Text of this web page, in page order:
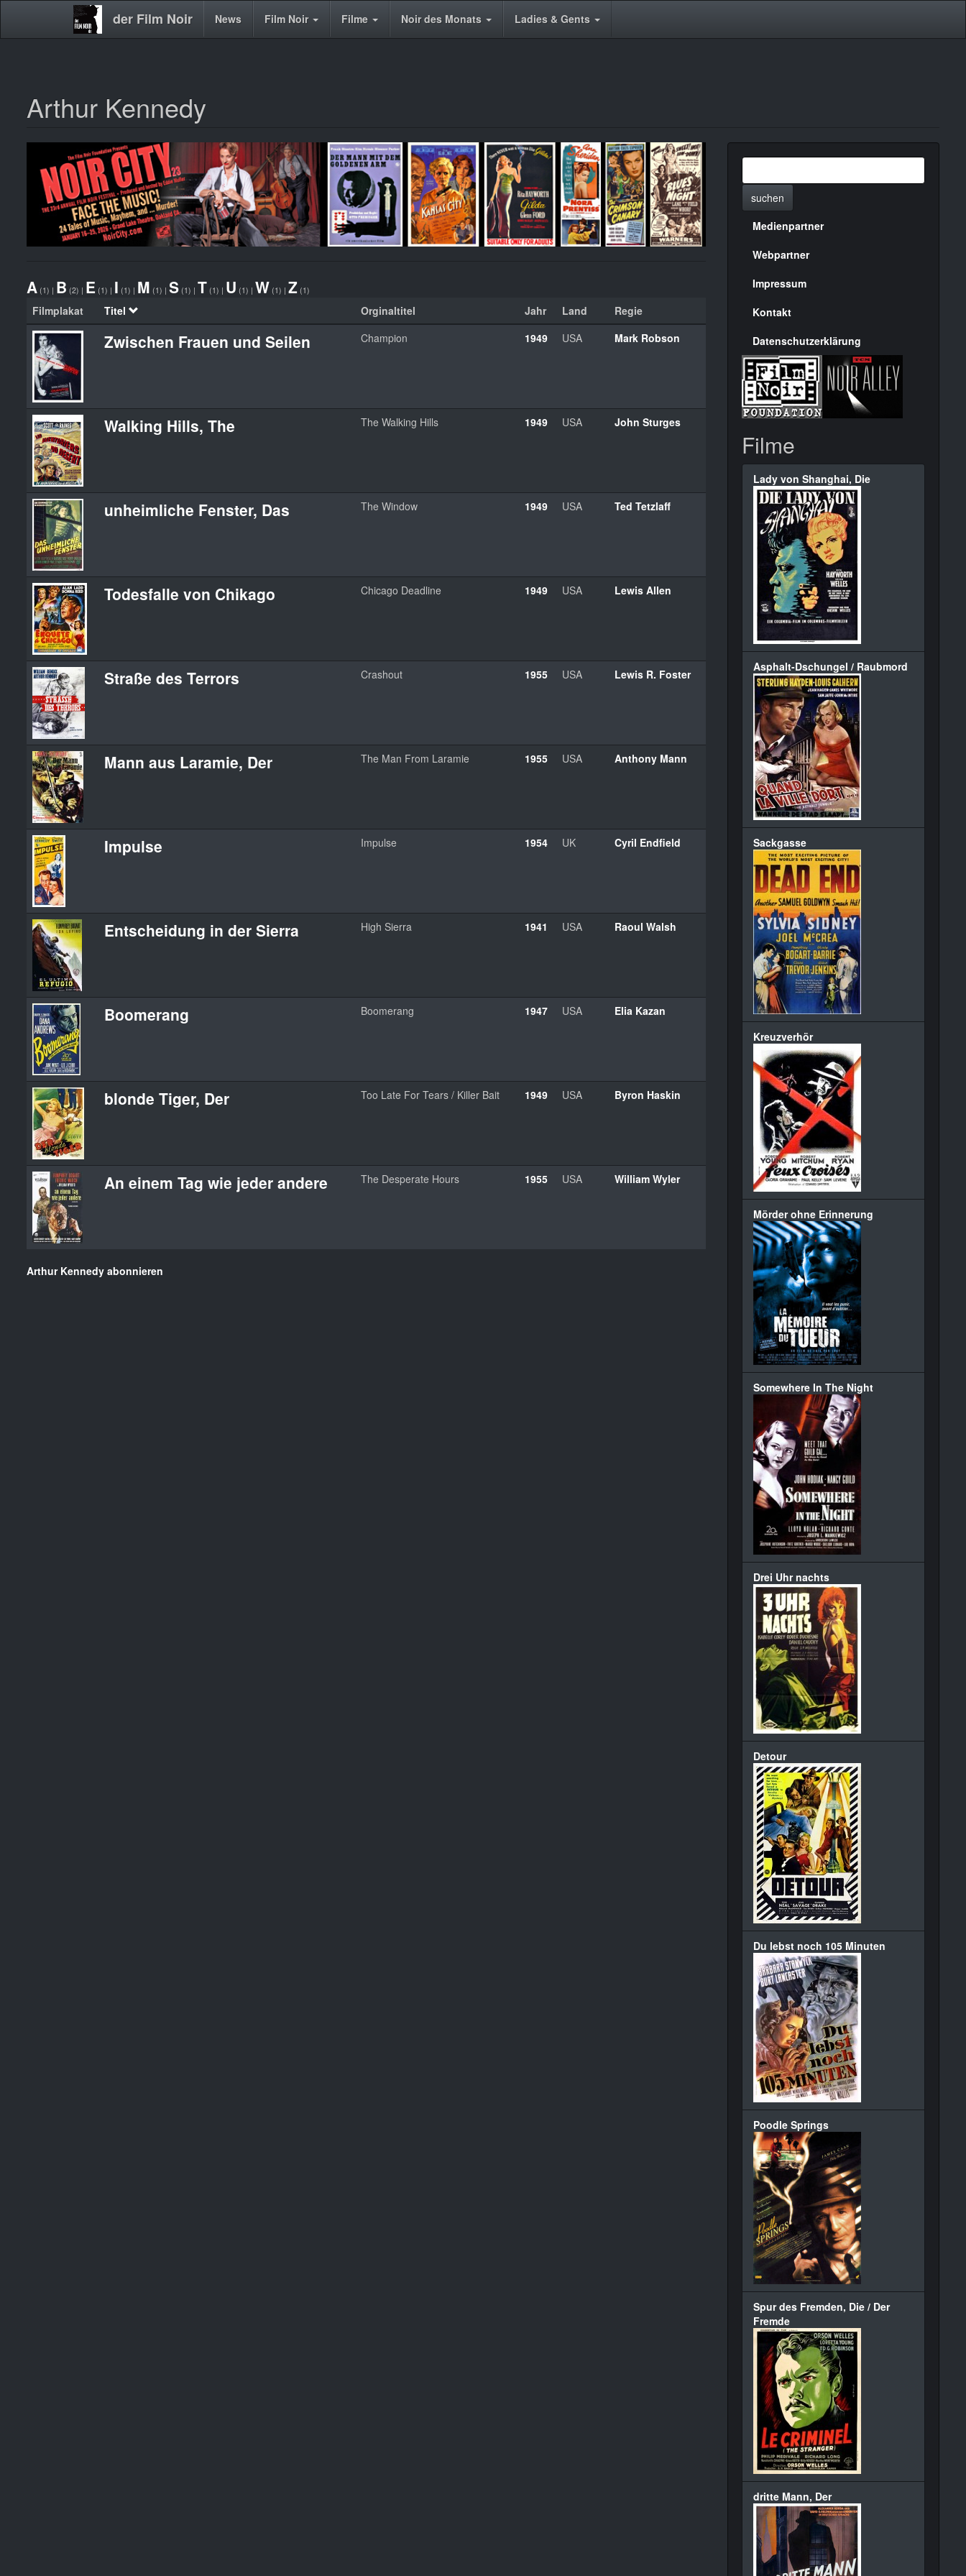
der Film Noir
Main News Film Noir Filme Noir des Monats Ladies & Gents
Arthur Kennedy
A (1) | B (2) | E (1) | I (1) | M (1) | S (1) | T (1) | U (1) | W (1) | Z (1)
Filmplakat Titel Orginaltitel Jahr Land Regie
Zwischen Frauen und Seilen Champion 1949 USA Mark Robson
Walking Hills, The The Walking Hills 1949 USA John Sturges
unheimliche Fenster, Das The Window 1949 USA Ted Tetzlaff
Todesfalle von Chikago Chicago Deadline 1949 USA Lewis Allen
Straße des Terrors Crashout 1955 USA Lewis R. Foster
Mann aus Laramie, Der The Man From Laramie 1955 USA Anthony Mann
Impulse Impulse 1954 UK Cyril Endfield
Entscheidung in der Sierra High Sierra 1941 USA Raoul Walsh
Boomerang Boomerang 1947 USA Elia Kazan
blonde Tiger, Der Too Late For Tears / Killer Bait 1949 USA Byron Haskin
An einem Tag wie jeder andere The Desperate Hours 1955 USA William Wyler
Arthur Kennedy abonnieren
suchen
Menülinks
rechte
Seite
Medienpartner
Webpartner
Impressum
Kontakt
Datenschutzerklärung
Filme
Lady von Shanghai, Die
Asphalt-Dschungel / Raubmord
Sackgasse
Kreuzverhör
Mörder ohne Erinnerung
Somewhere In The Night
Drei Uhr nachts
Detour
Du lebst noch 105 Minuten
Poodle Springs
Spur des Fremden, Die / Der
Fremde
dritte Mann, Der